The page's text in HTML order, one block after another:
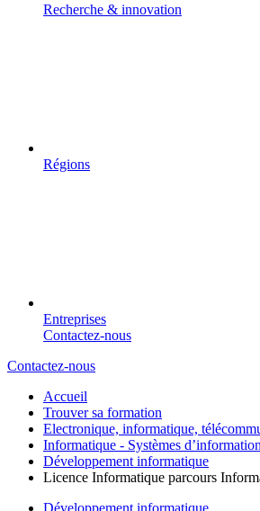
Recherche & innovation
Régions
Entreprises
Contactez-nous
Contactez-nous
Accueil
Trouver sa formation
Electronique, informatique,
Informatique - Systèmes
Développement informatique
Licence Informatique parcours
Développement informatique